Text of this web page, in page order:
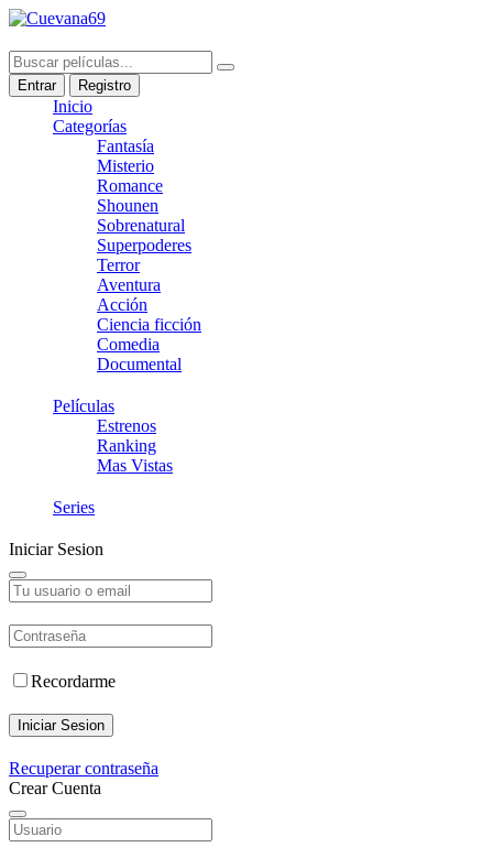
Entrar Registro
Inicio
Categorías
Fantasía
Misterio
Romance
Shounen
Sobrenatural
Superpoderes
Terror
Aventura
Acción
Ciencia ficción
Comedia
Documental
Películas
Estrenos
Ranking
Mas Vistas
Series
Iniciar Sesion
Recordarme
Iniciar Sesion
Recuperar contraseña
Crear Cuenta